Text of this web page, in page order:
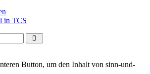
in TCS
Button, um den Inhalt von sinn-und-